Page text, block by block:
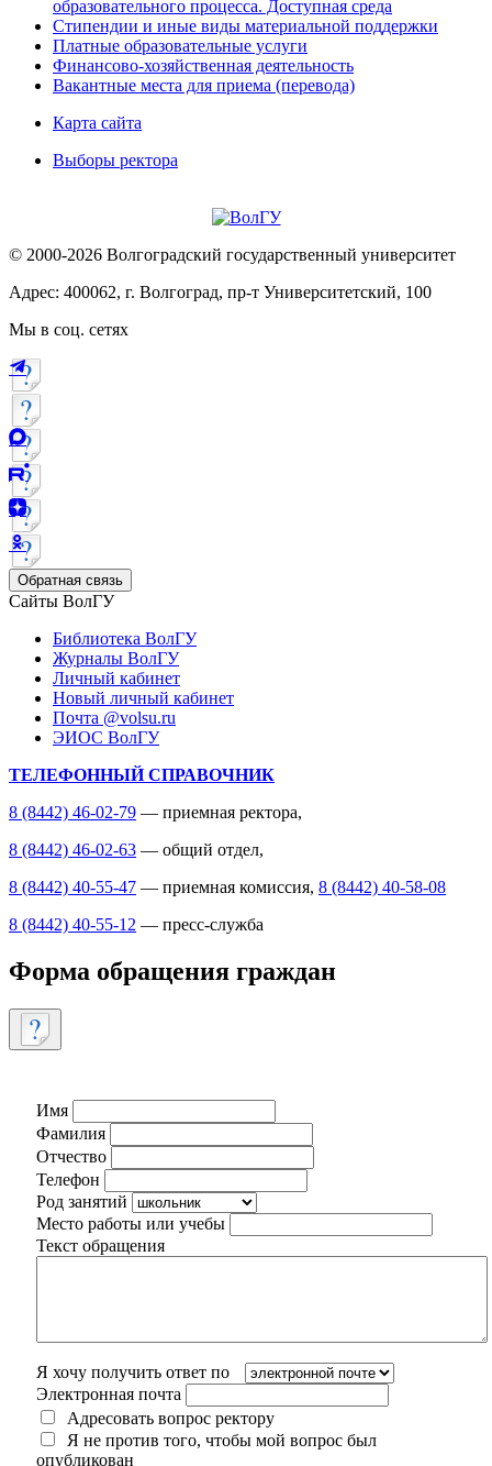
образовательного процесса. Доступная среда
Стипендии и иные виды материальной поддержки
Платные образовательные услуги
Финансово-хозяйственная деятельность
Вакантные места для приема (перевода)
Карта сайта
Выборы ректора
© 2000-2026 Волгоградский государственный университет
Адрес: 400062, г. Волгоград, пр-т Университетский, 100
Мы в соц. сетях
Обратная связь
Сайты ВолГУ
Библиотека ВолГУ
Журналы ВолГУ
Личный кабинет
Новый личный кабинет
Почта @volsu.ru
ЭИОС ВолГУ
ТЕЛЕФОННЫЙ СПРАВОЧНИК
8 (8442) 46-02-79 — приемная ректора,
8 (8442) 46-02-63 — общий отдел,
8 (8442) 40-55-47 — приемная комиссия, 8 (8442) 40-58-08
8 (8442) 40-55-12 — пресс-служба
Форма обращения граждан
Имя
Фамилия
Отчество
Телефон
Род занятий
Место работы или учебы
Текст обращения
Я хочу получить ответ по
Электронная почта
Адресовать вопрос ректору
Я не против того, чтобы мой вопрос был
опубликован